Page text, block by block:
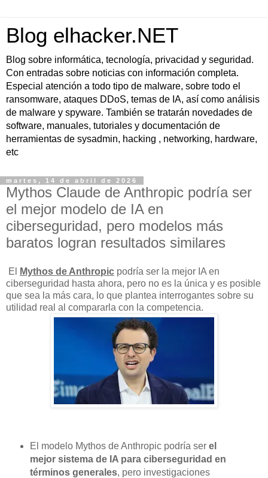
Blog elhacker.NET
Blog sobre informática, tecnología, privacidad y seguridad.
Con entradas sobre noticias con información completa.
Especial atención a todo tipo de malware, sobre todo el
ransomware, ataques DDoS, temas de IA, así como análisis
de malware y spyware. También se tratarán novedades de
software, manuales, tutoriales y documentación de
herramientas de sysadmin, hacking , networking, hardware,
etc
martes, 14 de abril de 2026
Mythos Claude de Anthropic podría ser
el mejor modelo de IA en
ciberseguridad, pero modelos más
baratos logran resultados similares
El Mythos de Anthropic podría ser la mejor IA en
ciberseguridad hasta ahora, pero no es la única y es posible
que sea la más cara, lo que plantea interrogantes sobre su
utilidad real al compararla con la competencia.
El modelo Mythos de Anthropic podría ser el
mejor sistema de IA para ciberseguridad en
términos generales, pero investigaciones